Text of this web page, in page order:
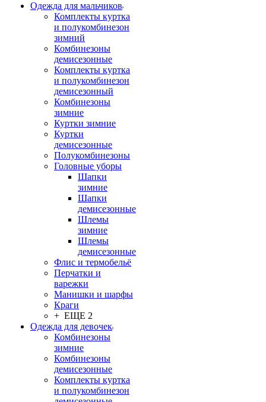
Одежда для мальчиков
Комплекты куртка
и полукомбинезон
зимний
Комбинезоны
демисезонные
Комплекты куртка
и полукомбинезон
демисезонный
Комбинезоны
зимние
Куртки зимние
Куртки
демисезонные
Полукомбинезоны
Головные уборы
Шапки
зимние
Шапки
демисезонные
Шлемы
зимние
Шлемы
демисезонные
Флис и термобельё
Перчатки и
варежки
Манишки и шарфы
Краги
+ ЕЩЕ 2
Одежда для девочек
Комбинезоны
зимние
Комбинезоны
демисезонные
Комплекты куртка
и полукомбинезон